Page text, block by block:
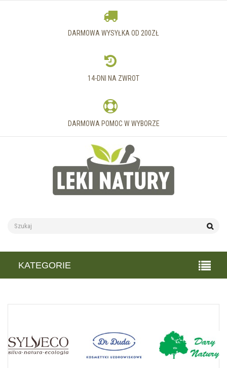
DARMOWA WYSYŁKA OD 200ZŁ
14-DNI NA ZWROT
DARMOWA POMOC W WYBORZE
KATEGORIE